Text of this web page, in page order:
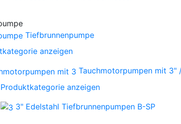
Tiefbrunnenpumpe
anzeigen
Tauchmotorpumpen mit 3"
Produktkategorie anzeigen
3" Edelstahl Tiefbrunnenpumpen B-SP